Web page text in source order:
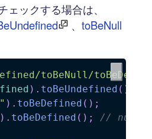
ェックする場合は、
、 toBeNull
toBeNull/
) . toBeUndefined ( )
) . toBeDefined ( ) ;
) . toBeDefined ( ) ; // nullは